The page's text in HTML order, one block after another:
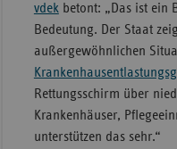
vdek betont: „Das ist ein
Bedeutung. Der Staat
außergewöhnlichen
Rettungsschirm über
Krankenhäuser,
unterstützen das sehr.“